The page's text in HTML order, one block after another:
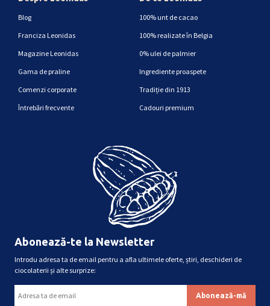
Blog
Franciza Leonidas
Magazine Leonidas
Gama de praline
Comenzi corporate
Întrebări frecvente
100% unt de cacao
100% realizate în Belgia
0% ulei de palmier
Ingrediente proaspete
Tradiție din 1913
Cadouri premium
Abonează-te la Newsletter
Introdu adresa ta de email pentru a afla ultimele oferte, știri, deschideri de
ciocolaterii și alte surprize: